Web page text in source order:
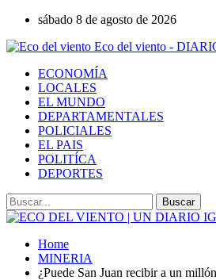
sábado 8 de agosto de 2026
Eco del viento -
ECONOMÍA
LOCALES
EL MUNDO
DEPARTAMENTALES
POLICIALES
EL PAIS
POLITÍCA
DEPORTES
Home
MINERIA
¿Puede San Juan recibir a un